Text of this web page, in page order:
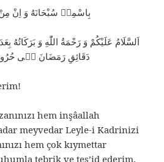
بِاسْمِهٖ سُبْحَانَهُ وَ اِنْ
اَلسَّلَامُ عَلَيْكُمْ وَ رَحْمَةُ اللّٰهِ وَ
دَقَائِقِ رَمَضَانَ فٖى
hem inşâallah
meyvedar Leyle-i Kadrinizi
hem çok kıymettar
tebrik ve tes’id ederim.